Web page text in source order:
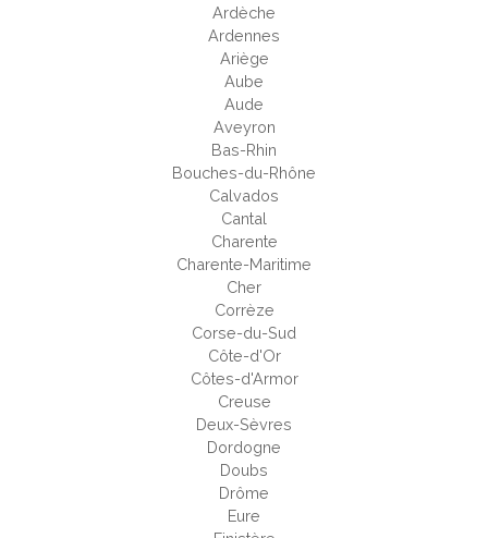
Ardèche
Ardennes
Ariège
Aube
Aude
Aveyron
Bas-Rhin
Bouches-du-Rhône
Calvados
Cantal
Charente
Charente-Maritime
Cher
Corrèze
Corse-du-Sud
Côte-d'Or
Côtes-d'Armor
Creuse
Deux-Sèvres
Dordogne
Doubs
Drôme
Eure